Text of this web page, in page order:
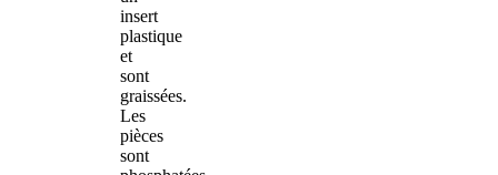
insert
plastique
et
sont
graissées.
Les
pièces
sont